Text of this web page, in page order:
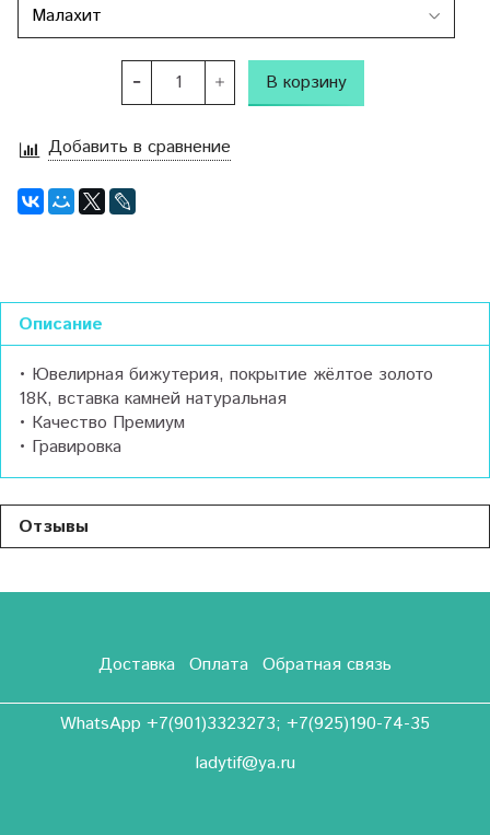
В корзину
Добавить в сравнение
Описание
• Ювелирная бижутерия, покрытие жёлтое золото
18К, вставка камней натуральная
• Качество Премиум
• Гравировка
Отзывы
Доставка Оплата Обратная связь
WhatsApp +7(901)3323273; +7(925)190-74-35
ladytif@ya.ru